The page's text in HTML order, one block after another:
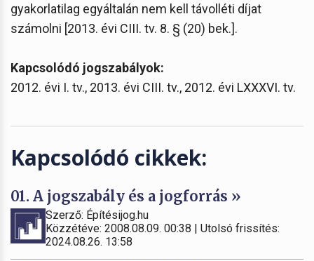
gyakorlatilag egyáltalán nem kell távolléti díjat
számolni [2013. évi CIII. tv. 8. § (20) bek.].
Kapcsolódó jogszabályok:
2012. évi I. tv., 2013. évi CIII. tv., 2012. évi LXXXVI. tv.
Kapcsolódó cikkek:
01. A jogszabály és a jogforrás »
Szerző: Építésijog.hu
Közzétéve: 2008.08.09. 00:38 | Utolsó frissítés:
2024.08.26. 13:58